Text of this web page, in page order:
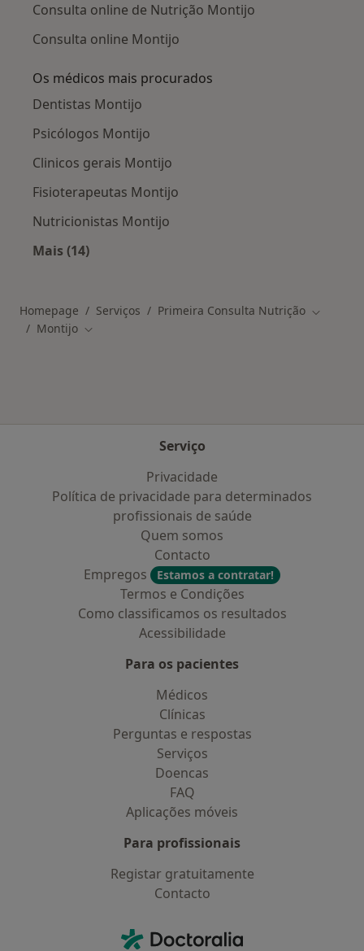
Consulta online de Nutrição Montijo
Consulta online Montijo
Os médicos mais procurados
Dentistas Montijo
Psicólogos Montijo
Clinicos gerais Montijo
Fisioterapeutas Montijo
Nutricionistas Montijo
Mais (14)
Homepage Serviços Primeira Consulta Nutrição Mudar
Montijo Mudar de cidade
Serviço
Privacidade
Política de privacidade para determinados
profissionais de saúde
Quem somos
Contacto
Empregos
Estamos a contratar!
Termos e Condições
Como classificamos os resultados
Acessibilidade
Para os pacientes
Médicos
Clínicas
Perguntas e respostas
Serviços
Doencas
FAQ
Aplicações móveis
Para profissionais
Registar gratuitamente
Contacto
Doctoralia - Homepage